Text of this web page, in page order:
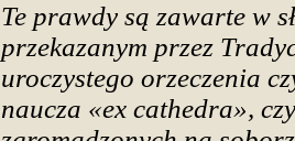
Te prawdy są zawarte w
przekazanym przez
uroczystego orzeczenia
naucza «ex cathedra»,